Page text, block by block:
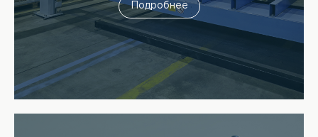
Подробнее